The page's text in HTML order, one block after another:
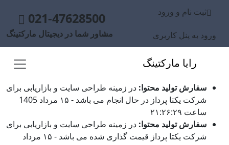
ثبت نام و ورود
ورود به پنل کاربری
021-47628500
مشاور شما در دیجیتال مارکتینگ
رایا مارکتینگ
سفارش تولید محتوا: در زمینه طراحی سایت و بازاریابی برای
شرکت یکتا پرداز در حال انجام می باشد - ۱۵ مرداد 1405
ساعت ۲۱:۲۶:۲۹
سفارش تولید محتوا: در زمینه طراحی سایت و بازاریابی برای
شرکت یکتا پرداز قیمت گذاری شده می باشد - ۱۵ مرداد